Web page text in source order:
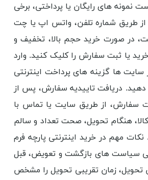
نمونه های رایگان یا پرداختی، برخی
از طریق شماره تلفن، واتس اپ یا چت
در صورت خرید حجم بالا، تخفیف و
یا ثبت سفارش را کلیک کنید. وارد
ها گزینه های پرداخت اینترنتی
دهید. دریافت تاییدیه سفارش، پس از
سفارش، از طریق سایت یا تماس با
هنگام تحویل، صحت تعداد و سالم
مهم در خرید اینترنتی پارچه فرم
سیاست های بازگشت و تعویض، قبل
تحویل، زمان تقریبی تحویل را مشخص